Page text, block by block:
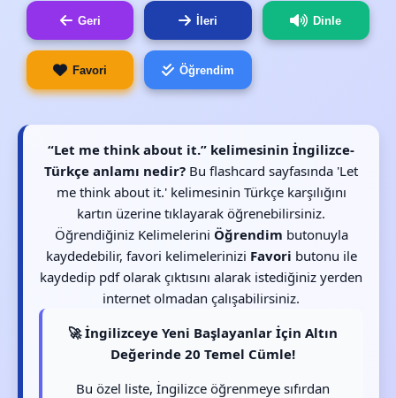
Geri İleri Dinle
Favori Öğrendim
“Let me think about it.” kelimesinin İngilizce-
Türkçe anlamı nedir? Bu flashcard sayfasında 'Let
me think about it.' kelimesinin Türkçe karşılığını
kartın üzerine tıklayarak öğrenebilirsiniz.
Öğrendiğiniz Kelimelerini Öğrendim butonuyla
kaydedebilir, favori kelimelerinizi Favori butonu ile
kaydedip pdf olarak çıktısını alarak istediğiniz yerden
internet olmadan çalışabilirsiniz.
🚀 İngilizceye Yeni Başlayanlar İçin Altın
Değerinde 20 Temel Cümle!
Bu özel liste, İngilizce öğrenmeye sıfırdan